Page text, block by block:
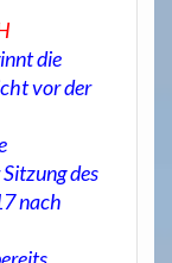
die
vor der
des
nach